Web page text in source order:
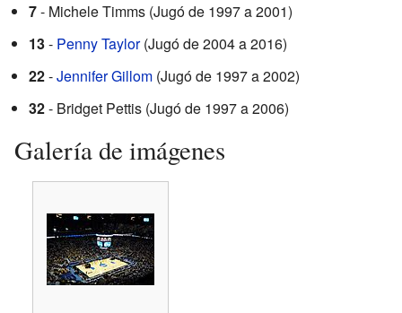
7- Michele Timms (Jugó de 1997 a 2001)
13- Penny Taylor(Jugó de 2004 a 2016)
22-Jennifer Gillom (Jugó de 1997 a 2002)
32- Bridget Pettis (Jugó de 1997 a 2006)
Galería de imágenes